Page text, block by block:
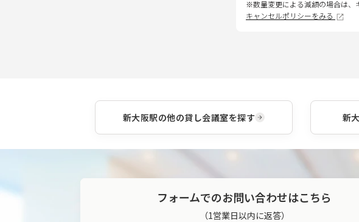
※数量変更による減額の場合は、
キャンセルポリシーをみる
新大阪駅の他の貸し会議室を探す 新
フォームでのお問い合わせはこちら
（1営業日以内に返答）